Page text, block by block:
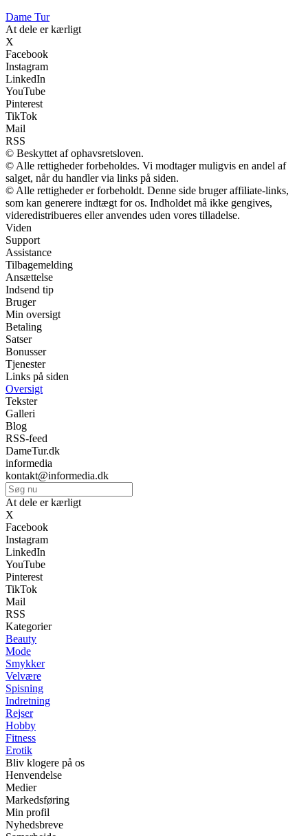
Dame Tur
At dele er kærligt
X
Facebook
Instagram
LinkedIn
YouTube
Pinterest
TikTok
Mail
RSS
© Beskyttet af ophavsretsloven.
© Alle rettigheder forbeholdes. Vi modtager muligvis en andel af
salget, når du handler via links på siden.
© Alle rettigheder er forbeholdt. Denne side bruger affiliate-links,
som kan generere indtægt for os. Indholdet må ikke gengives,
videredistribueres eller anvendes uden vores tilladelse.
Viden
Support
Assistance
Tilbagemelding
Ansættelse
Indsend tip
Bruger
Min oversigt
Betaling
Satser
Bonusser
Tjenester
Links på siden
Oversigt
Tekster
Galleri
Blog
RSS-feed
DameTur.dk
informedia
kontakt@informedia.dk
At dele er kærligt
X
Facebook
Instagram
LinkedIn
YouTube
Pinterest
TikTok
Mail
RSS
Kategorier
Beauty
Mode
Smykker
Velvære
Spisning
Indretning
Rejser
Hobby
Fitness
Erotik
Bliv klogere på os
Henvendelse
Medier
Markedsføring
Min profil
Nyhedsbreve